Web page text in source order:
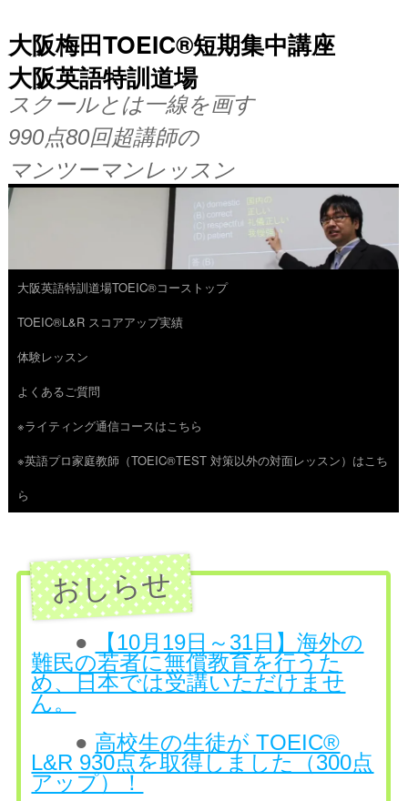
大阪梅田TOEIC®短期集中講座
大阪英語特訓道場
スクールとは一線を画す
990点80回超講師の
マンツーマンレッスン
コ
ン
テ
ン
ツ
へ
ス
大阪英語特訓道場TOEIC®コーストップ
TOEIC®L&R スコアアップ実績
体験レッスン
よくあるご質問
※ライティング通信コースはこちら
※英語プロ家庭教師（TOEIC®TEST 対策以外の対面レッスン）はこち
ら
●
【10月19日～31日】海外の
難民の若者に無償教育を行うた
め、日本では受講いただけませ
ん。
● 高校生の生徒が TOEIC®
L&R 930点を取得しました（300点
アップ）！